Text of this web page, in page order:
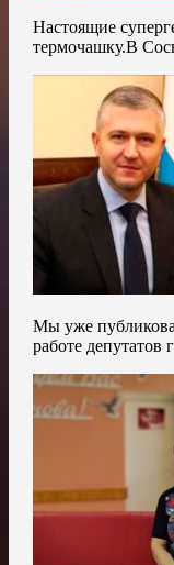
Настоящие
термочашку.В
Мы уже
работе депутатов